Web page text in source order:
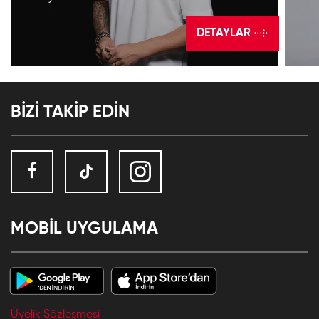
DETAYLAR
BİZİ TAKİP EDİN
MOBİL UYGULAMA
Üyelik Sözleşmesi